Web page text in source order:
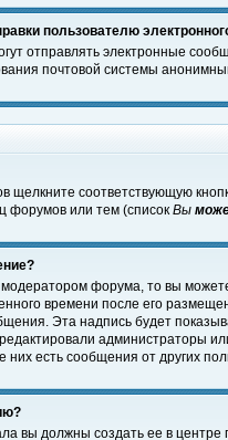
пользователю
отправлять электронные
почтовой системы
щелкните соответствующую
форумов или тем (список Вы
форума, то вы
времени после его
Эта надпись будет
администраторы
есть сообщения от других
вы должны создать ее в